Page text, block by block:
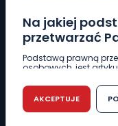
Na jakiej
przetwarzać
Podstawą prawną
osobowych, jest
r. w sprawie ochrony
przetwarzaniem
swobodnego
dyrektywy 95/46/WE
AKCEPTUJE
DZIAŁ REKLAMY
62 735 01 85
WIADOMOŚCI
CIEKAWOSTKI